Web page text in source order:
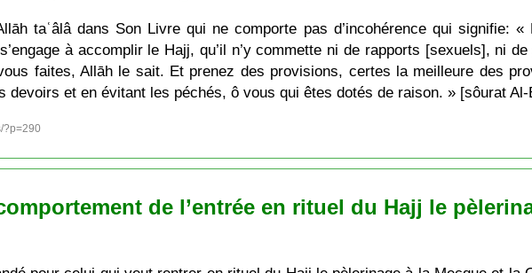
taʿâlâ dans Son Livre qui ne comporte pas d’incohérence qui signifie:
à accomplir le Hajj, qu’il n’y commette ni de rapports [sexuels], ni
faites, Allāh le sait. Et prenez des provisions, certes la meilleure des
devoirs et en évitant les péchés, ô vous qui êtes dotés de raison. » [sôurat Al-
?p=290
de l’entrée en rituel du Hajj le